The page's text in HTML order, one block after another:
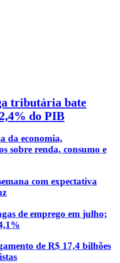
tributária bate
do PIB
da economia,
sobre renda, consumo e
com expectativa
de emprego em julho;
de R$ 17,4 bilhões